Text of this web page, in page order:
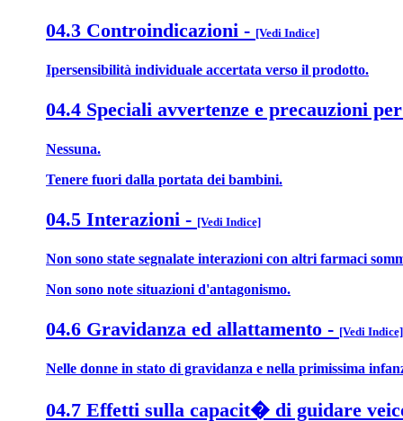
04.3 Controindicazioni - [Vedi Indice]
Ipersensibilità individuale accertata verso il prodotto.
04.4 Speciali avvertenze e precauzioni
Nessuna.
Tenere fuori dalla portata dei bambini.
04.5 Interazioni - [Vedi Indice]
Non sono state segnalate interazioni con altri farmaci
Non sono note situazioni d'antagonismo.
04.6 Gravidanza ed allattamento - [Vedi Indice]
Nelle donne in stato di gravidanza e nella primissima
04.7 Effetti sulla capacit� di guidare